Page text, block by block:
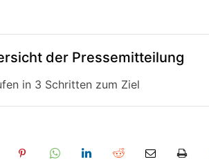
der Pressemitteilung
in 3 Schritten zum Ziel